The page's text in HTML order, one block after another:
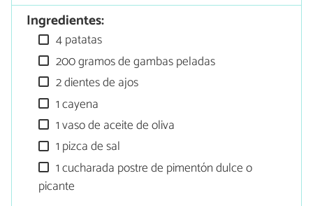
Ingredientes:
4 patatas
200 gramos de gambas peladas
2 dientes de ajos
1 cayena
1 vaso de aceite de oliva
1 pizca de sal
1 cucharada postre de pimentón dulce o
picante